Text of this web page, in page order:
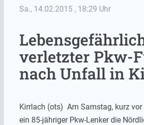
Sa., 14.02.2015 , 18:29 Uhr
verletzter Pkw-
nach Unfall in
Kirrlach (ots) Am Samstag, kurz
ein 85-jähriger Pkw-Lenker die